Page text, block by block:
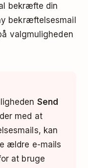
bekræfte din
bekræftelsesmail
valgmuligheden
Send
med at
kan
ældre e-mails
at bruge